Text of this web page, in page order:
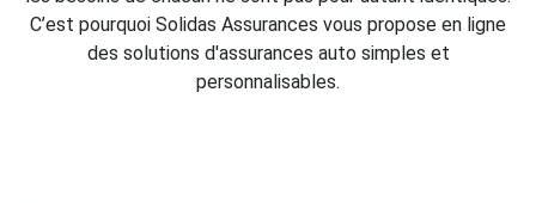
C’est pourquoi Solidas Assurances vous propose en ligne
des solutions d'assurances auto simples et
personnalisables.